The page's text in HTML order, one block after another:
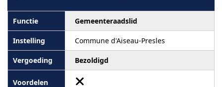
Gemeenteraadslid
Commune d'Aiseau-Presles
Bezoldigd